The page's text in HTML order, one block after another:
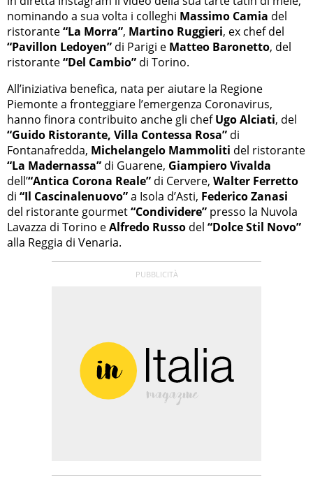
nominando a sua volta i colleghi Massimo Camia del
ristorante“La Morra”, Martino Ruggieri, ex chef del
“Pavillon Ledoyen” di Parigi e Matteo Baronetto, del
ristorante“Del Cambio” di Torino.
All’iniziativa benefica, nata per aiutare la Regione
Piemonte a fronteggiare l’emergenza Coronavirus,
hanno finora contribuito anche gli chefUgo Alciati, del
“Guido Ristorante, Villa Contessa Rosa” di
Fontanafredda, Michelangelo Mammoliti del ristorante
“La Madernassa” di Guarene, Giampiero Vivalda
dell’“Antica Corona Reale” di Cervere, Walter Ferretto
di “Il Cascinalenuovo”a Isola d’Asti, Federico Zanasi
del ristorante gourmet“Condividere” presso la Nuvola
Lavazza di Torino eAlfredo Russo del “Dolce Stil Novo”
alla Reggia di Venaria.